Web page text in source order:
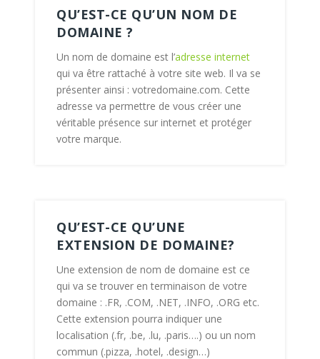
QU’EST-CE QU’UN NOM DE
DOMAINE ?
Un nom de domaine est l’adresse internet
qui va être rattaché à votre site web. Il va se
présenter ainsi : votredomaine.com. Cette
adresse va permettre de vous créer une
véritable présence sur internet et protéger
votre marque.
QU’EST-CE QU’UNE
EXTENSION DE DOMAINE?
Une extension de nom de domaine est ce
qui va se trouver en terminaison de votre
domaine : .FR, .COM, .NET, .INFO, .ORG etc.
Cette extension pourra indiquer une
localisation (.fr, .be, .lu, .paris….) ou un nom
commun (.pizza, .hotel, .design…)